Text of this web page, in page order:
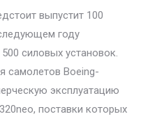
выпустит 100
году
силовых установок.
самолетов Boeing-
эксплуатацию
поставки которых